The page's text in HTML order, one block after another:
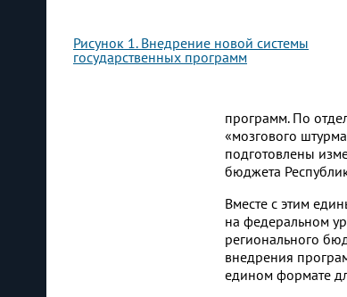
Рисунок 1. Внедрение новой системы
государственных программ
программ. По
«мозгового
подготовлены
бюджета
Вместе с этим
на федеральном
регионального
внедрения
едином формате